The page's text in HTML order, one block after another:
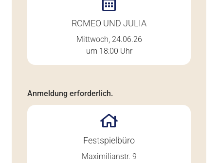
ROMEO UND JULIA
Mittwoch, 24.06.26
um 18:00 Uhr
Anmeldung erforderlich.
Festspielbüro
Maximilianstr. 9